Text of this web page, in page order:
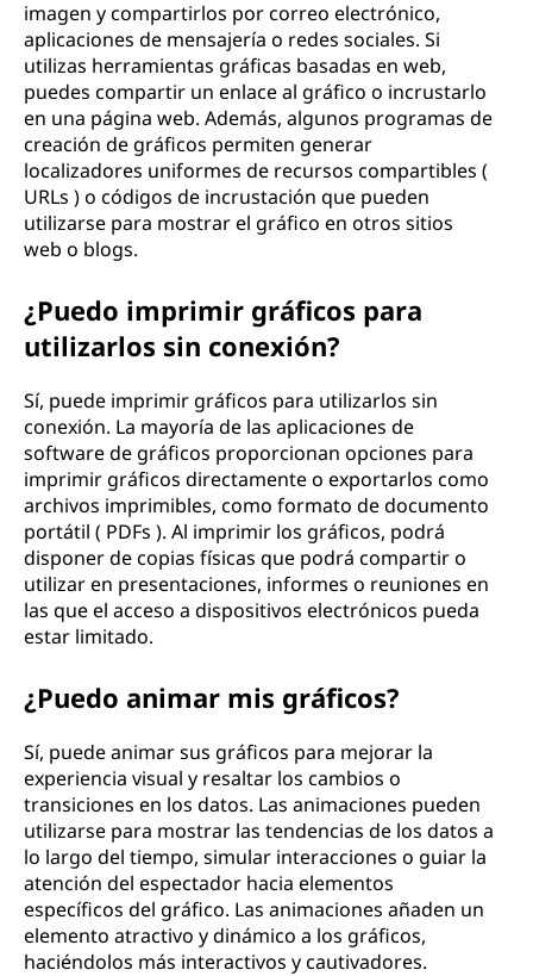
imagen y compartirlos por correo electrónico,
aplicaciones de mensajería o redes sociales. Si
utilizas herramientas gráficas basadas en web,
puedes compartir un enlace al gráfico o incrustarlo
en una página web. Además, algunos programas de
creación de gráficos permiten generar
localizadores uniformes de recursos compartibles (
URLs ) o códigos de incrustación que pueden
utilizarse para mostrar el gráfico en otros sitios
web o blogs.
¿Puedo imprimir gráficos para
utilizarlos sin conexión?
Sí, puede imprimir gráficos para utilizarlos sin
conexión. La mayoría de las aplicaciones de
software de gráficos proporcionan opciones para
imprimir gráficos directamente o exportarlos como
archivos imprimibles, como formato de documento
portátil ( PDFs ). Al imprimir los gráficos, podrá
disponer de copias físicas que podrá compartir o
utilizar en presentaciones, informes o reuniones en
las que el acceso a dispositivos electrónicos pueda
estar limitado.
¿Puedo animar mis gráficos?
Sí, puede animar sus gráficos para mejorar la
experiencia visual y resaltar los cambios o
transiciones en los datos. Las animaciones pueden
utilizarse para mostrar las tendencias de los datos a
lo largo del tiempo, simular interacciones o guiar la
atención del espectador hacia elementos
específicos del gráfico. Las animaciones añaden un
elemento atractivo y dinámico a los gráficos,
haciéndolos más interactivos y cautivadores.